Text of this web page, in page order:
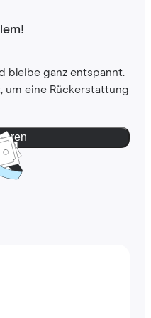
bleibe ganz entspannt.
um eine Rückerstattung